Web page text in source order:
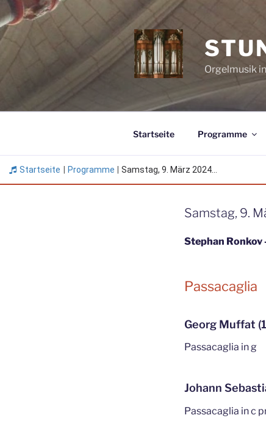
Zum
Inhalt
springen
Orgelmusik
Startseite Programme
Startseite Programme Samstag, 9. März 2024...
Samstag, 9.
Stephan Ronkov
Passacaglia
Georg Muffat
Passacaglia in g
Johann
Passacaglia in c